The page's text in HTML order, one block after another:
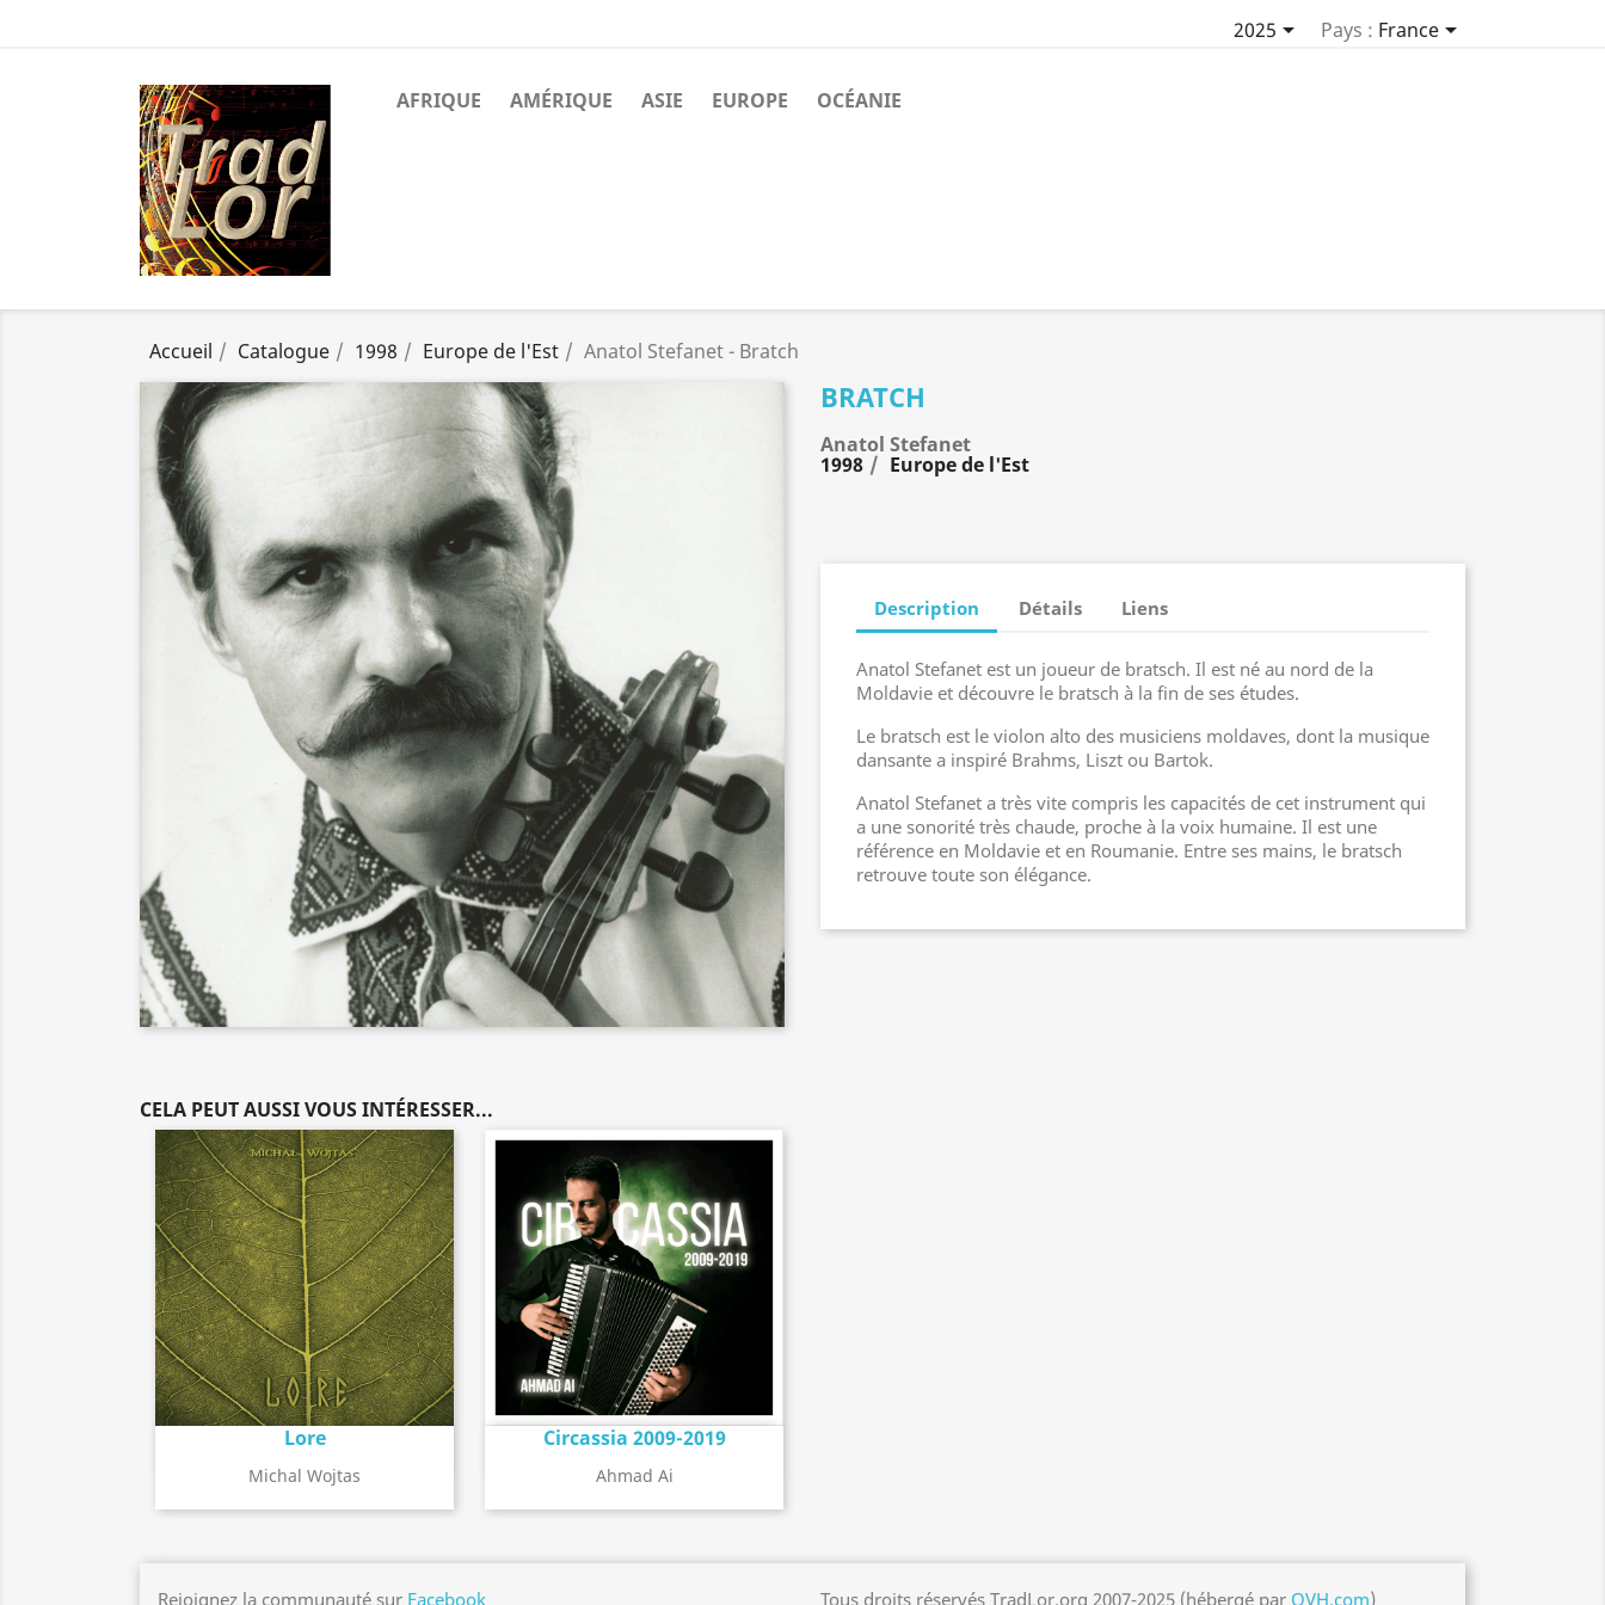
2025 Pays : France
AFRIQUE AMÉRIQUE ASIE EUROPE OCÉANIE
Accueil Catalogue 1998 Europe de l'Est Anatol Stefanet - Bratch
BRATCH
Anatol Stefanet
1998 Europe de l'Est
Description Détails Liens
Anatol Stefanet est un joueur de bratsch. Il est né au nord de la
Moldavie et découvre le bratsch à la fin de ses études.
Le bratsch est le violon alto des musiciens moldaves, dont la musique
dansante a inspiré Brahms, Liszt ou Bartok.
Anatol Stefanet a très vite compris les capacités de cet instrument qui
a une sonorité très chaude, proche à la voix humaine. Il est une
référence en Moldavie et en Roumanie. Entre ses mains, le bratsch
retrouve toute son élégance.
CELA PEUT AUSSI VOUS INTÉRESSER...
Lore
Michal Wojtas
Détail de l'album Circassia 2009-2019
Ahmad Ai
searchDétail de l'album
Rejoignez la communauté sur Facebook Tous droits réservés TradLor.org 2007-2025 (hébergé par OVH.com)